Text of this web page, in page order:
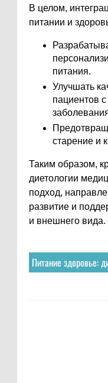
В целом,
питании и
питания.
Улучшать
пациентов
старение и
Таким образом,
диетологии
подход,
развитие и
и внешнего вида.
Питание здоровье: